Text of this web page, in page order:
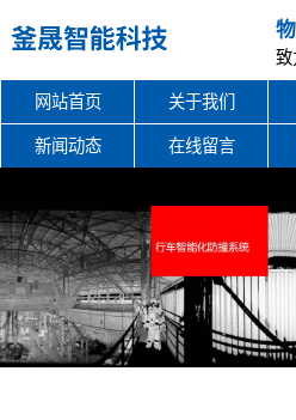
致
网站首页 关于我们
新闻动态 在线留言